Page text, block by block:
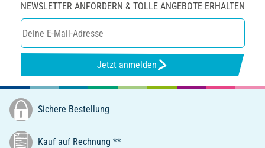
NEWSLETTER ANFORDERN & TOLLE ANGEBOTE ERHALTEN
Jetzt anmelden
Sichere Bestellung
Kauf auf Rechnung **